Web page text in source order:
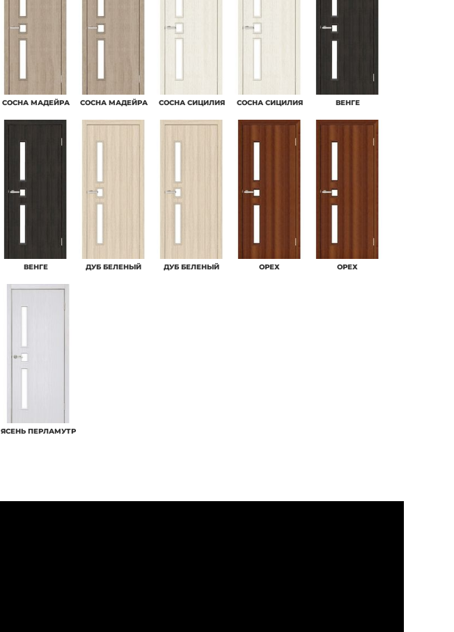
CОСНА МАДЕЙРА CОСНА МАДЕЙРА CОСНА СИЦИЛИЯ CОСНА СИЦИЛИЯ ВЕНГЕ
ВЕНГЕ ДУБ БЕЛЕНЫЙ ДУБ БЕЛЕНЫЙ ОРЕХ ОРЕХ
ЯСЕНЬ ПЕРЛАМУТР